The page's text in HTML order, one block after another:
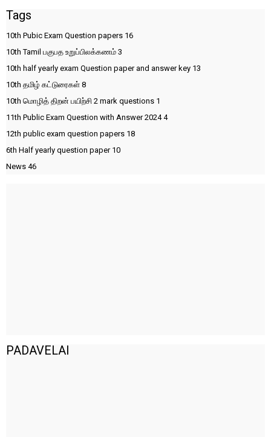
Tags
10th Pubic Exam Question papers 16
10th Tamil பகுபத உறுப்பிலக்கணம் 3
10th half yearly exam Question paper and answer key 13
10th தமிழ் கட்டுரைகள் 8
10th மொழித் திறன் பயிற்சி 2 mark questions 1
11th Public Exam Question with Answer 20244
12th public exam question papers 18
6th Half yearly question paper 10
News 46
PADAVELAI